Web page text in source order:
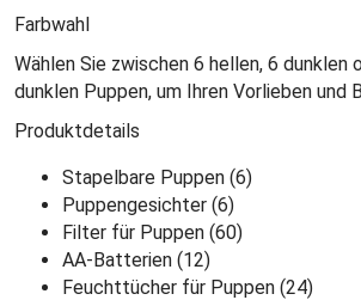
Farbwahl
Wählen Sie zwischen 6 hellen, 6 dunklen
dunklen Puppen, um Ihren Vorlieben und
Produktdetails
Stapelbare Puppen (6)
Puppengesichter (6)
Filter für Puppen (60)
AA-Batterien (12)
Feuchttücher für Puppen (24)